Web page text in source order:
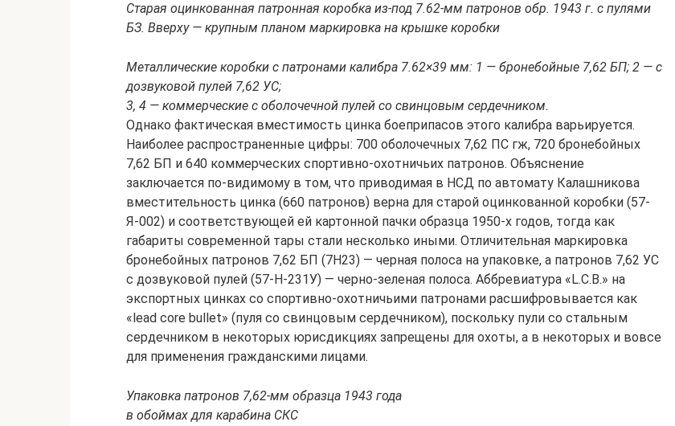
Старая оцинкованная патронная коробка из-под 7.62-мм патронов обр. 1943 г. с пулями
БЗ. Вверху — крупным планом маркировка на крышке коробки
Металлические коробки с патронами калибра 7.62×39 мм: 1 — бронебойные 7,62 БП; 2 — с
дозвуковой пулей 7,62 УС;
3, 4 — коммерческие с оболочечной пулей со свинцовым сердечником.
Однако фактическая вместимость цинка боеприпасов этого калибра варьируется.
Наиболее распространенные цифры: 700 оболочечных 7,62 ПС гж, 720 бронебойных
7,62 БП и 640 коммерческих спортивно-охотничьих патронов. Объяснение
заключается по-видимому в том, что приводимая в НСД по автомату Калашникова
вместительность цинка (660 патронов) верна для старой оцинкованной коробки (57-
Я-002) и соответствующей ей картонной пачки образца 1950-х годов, тогда как
габариты современной тары стали несколько иными. Отличительная маркировка
бронебойных патронов 7,62 БП (7Н23) — черная полоса на упаковке, а патронов 7,62 УС
с дозвуковой пулей (57-Н-231У) — черно-зеленая полоса. Аббревиатура «L.C.B.» на
экспортных цинках со спортивно-охотничьими патронами расшифровывается как
«lead core bullet» (пуля со свинцовым сердечником), поскольку пули со стальным
сердечником в некоторых юрисдикциях запрещены для охоты, а в некоторых и вовсе
для применения гражданскими лицами.
Упаковка патронов 7,62-мм образца 1943 года
в обоймах для карабина СКС